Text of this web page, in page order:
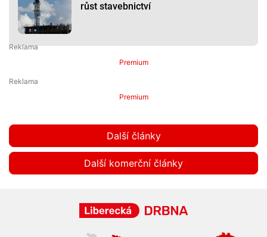
růst stavebnictví
Premium
Premium
Další články
Další komerční články